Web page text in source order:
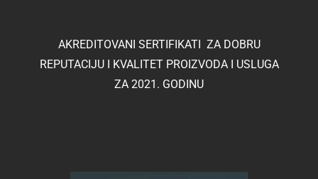
AKREDITOVANI SERTIFIKATI ZA DOBRU
REPUTACIJU I KVALITET PROIZVODA I USLUGA
ZA 2021. GODINU